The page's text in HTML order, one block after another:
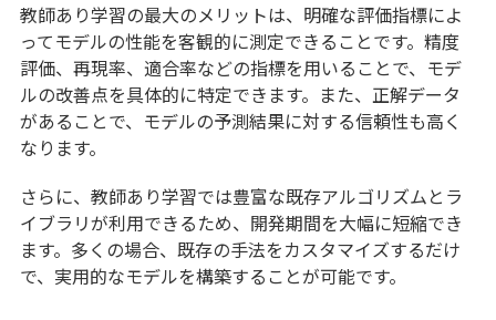
教師あり学習の最大のメリットは、明確な評価指標によ
ってモデルの性能を客観的に測定できることです。精度
評価、再現率、適合率などの指標を用いることで、モデ
ルの改善点を具体的に特定できます。また、正解データ
があることで、モデルの予測結果に対する信頼性も高く
なります。
さらに、教師あり学習では豊富な既存アルゴリズムとラ
イブラリが利用できるため、開発期間を大幅に短縮でき
ます。多くの場合、既存の手法をカスタマイズするだけ
で、実用的なモデルを構築することが可能です。